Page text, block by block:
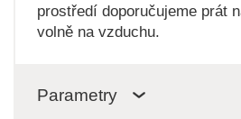
prostředí doporučujeme prát
volně na vzduchu.
Parametry